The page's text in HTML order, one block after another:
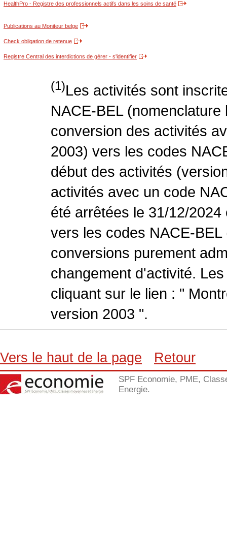
HealthPro - Registre des professionnels actifs dans les soins de santé
Publications au Moniteur belge
Check obligation de retenue
Registre Central des interdictions de gérer - s'identifier
(1)Les activités sont
NACE-BEL
conversion des activités
2003) vers les codes
début des activités
activités avec un code
été arrêtées le 31/12/
vers les codes NACE-
conversions purement
changement d'activité.
cliquant sur le lien : "
version 2003 ".
Vers le haut de la page Retour
SPF Economie, PME,
Energie.